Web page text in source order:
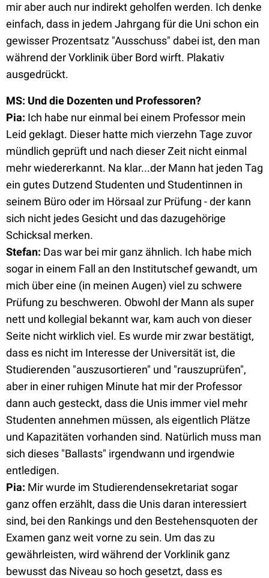
mir aber auch nur indirekt geholfen werden. Ich denke
einfach, dass in jedem Jahrgang für die Uni schon ein
gewisser Prozentsatz "Ausschuss" dabei ist, den man
während der Vorklinik über Bord wirft. Plakativ
ausgedrückt.
MS: Und die Dozenten und Professoren?
Pia: Ich habe nur einmal bei einem Professor mein
Leid geklagt. Dieser hatte mich vierzehn Tage zuvor
mündlich geprüft und nach dieser Zeit nicht einmal
mehr wiedererkannt. Na klar...der Mann hat jeden Tag
ein gutes Dutzend Studenten und Studentinnen in
seinem Büro oder im Hörsaal zur Prüfung - der kann
sich nicht jedes Gesicht und das dazugehörige
Schicksal merken.
Stefan: Das war bei mir ganz ähnlich. Ich habe mich
sogar in einem Fall an den Institutschef gewandt, um
mich über eine (in meinen Augen) viel zu schwere
Prüfung zu beschweren. Obwohl der Mann als super
nett und kollegial bekannt war, kam auch von dieser
Seite nicht wirklich viel. Es wurde mir zwar bestätigt,
dass es nicht im Interesse der Universität ist, die
Studierenden "auszusortieren" und "rauszuprüfen",
aber in einer ruhigen Minute hat mir der Professor
dann auch gesteckt, dass die Unis immer viel mehr
Studenten annehmen müssen, als eigentlich Plätze
und Kapazitäten vorhanden sind. Natürlich muss man
sich dieses "Ballasts" irgendwann und irgendwie
entledigen.
Pia: Mir wurde im Studierendensekretariat sogar
ganz offen erzählt, dass die Unis daran interessiert
sind, bei den Rankings und den Bestehensquoten der
Examen ganz weit vorne zu sein. Um das zu
gewährleisten, wird während der Vorklinik ganz
bewusst das Niveau so hoch gesetzt, dass es